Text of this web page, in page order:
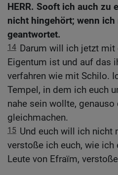
HERR. Sooft ich auch zu
nicht hingehört; wenn
geantwortet.
14 Darum will ich jetzt mit
Eigentum ist und auf das
verfahren wie mit Schilo.
Tempel, in dem ich euch
nahe sein wollte, genauso
gleichmachen.
15 Und euch will ich nicht
verstoße ich euch, wie ich
Leute von Efraïm,